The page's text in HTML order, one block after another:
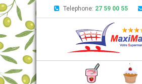
Telephone: 27 59 00 55